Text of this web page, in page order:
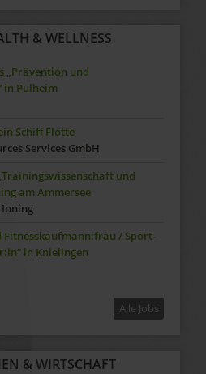
& WELLNESS
„Prävention und
in Pulheim
Schiff Flotte
Services GmbH
und
am Ammersee
Fitnesskaufmann:frau / Sport-
in Knielingen
Alle Jobs
& WIRTSCHAFT